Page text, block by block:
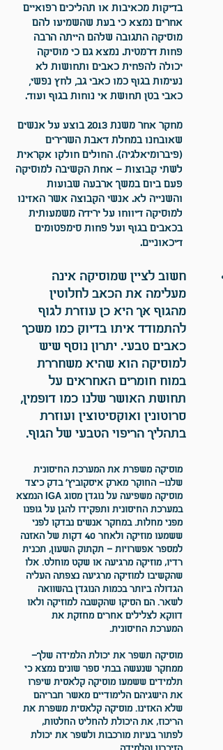
בדיקות מכאיבות או תהליכים רפואיים
אחרים נמצא כי בעת שהשמיעו להם
מוסיקה התגובה שלהם הייתה הרבה
פחות דרמטית. נמצא גם כי מוסיקה
יכולה להפחית כאבים ותחושות לא
נעימות בגוף כמו כאבי גב, לחץ נפשי,
כאבי בטן תחושת אי נוחות בגוף ועוד.
מחקר אחר משנת 2013 בוצע על אנשים
שאובחנו במחלת דאבת השרירים
(פיברומיאלגיה). החולים חולקו אקראית
לשתי קבוצות – אחת הקשיבה למוסיקה
פעם ביום במשך ארבעה שבועות
והשנייה לא. אנשי הקבוצה אשר האזינו
למוסיקה דיווחו על ירידה משמעותית
בכאבים בגוף ועל פחות סימפטומים
דיכאוניים.​
חשוב לציין שמוסיקה אינה
מעלימה את הכאב לחלוטין
מהגוף אך היא כן עוזרת לגוף
להתמודד איתו בדיוק כמו משכך
כאבים טבעי. יתרון נוסף שיש
למוסיקה הוא שהיא משחררת
במוח חומרים האחראים על
תחושת האושר שלנו כמו דופמין,
סרוטונין ואוקסיטוצין ועוזרת
בתהליך הריפוי הטבעי של הגוף.
מוסיקה משפרת את המערכת החיסונית
שלנו– החוקר מארק איסקוביץ׳ בדק כיצד
מוסיקה משפיעה על נוגדן מסוג IGA הנמצא
במערכת החיסונית ותפקידו להגן על גופנו
מפני מחלות.במחקר אנשים נבדקו לפני
ששמעו מוזיקה ולאחר 40 דקות של האזנה
למספר אפשרויות – תקתוק השעון, תכנית
רדיו, מוזיקה מרגיעה או שקט מוחלט. אלו
שהקשיבו למוזיקה מרגיעה נצפתה העליה
הגדולה ביותר בכמות הנוגדן בהשוואה
לשאר. הם הסיקו שהקשבה למוזיקה ולאו
דווקא לצלילים אחרים מחזקת את
המערכת החיסונית.
מוסיקה תשפר את יכולת הלמידה שלך–
ממחקר שנעשה בבתי ספר שונים נמצא כי
תלמידים ששמעו מוסיקה קלאסית שיפרו
את הישגיהם הלימודיים מאשר חבריהם
שלא האזינו. מוסיקה קלאסית משפרת את
הריכוז, את היכולת להחליט החלטות,
לפתור בעיות מורכבות ולשפר את יכולת